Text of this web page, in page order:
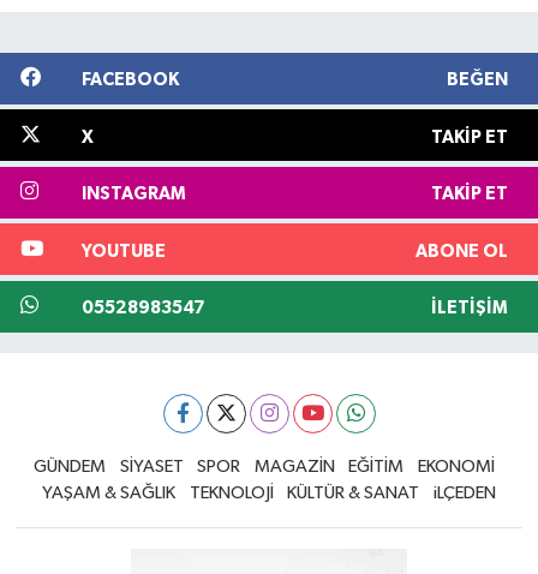
FACEBOOK BEĞEN
X TAKIP ET
INSTAGRAM TAKIP ET
YOUTUBE ABONE OL
05528983547 İLETIŞIM
GÜNDEM SİYASET SPOR MAGAZİN EĞİTİM
EKONOMİ
YAŞAM & SAĞLIK
TEKNOLOJİ KÜLTÜR & SANAT iLÇEDEN